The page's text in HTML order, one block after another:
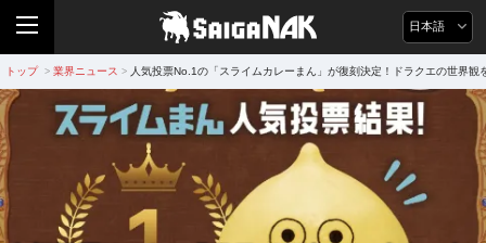
日本語
トップ > 業界ニュース > 人気投票No.1の「スライムカレーまん」が復刻決定！ドラクエの世界